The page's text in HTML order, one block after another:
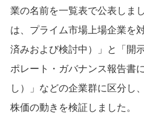
業の名前を一覧表で公表しま
は、プライム市場上場企業を
済みおよび検討中）」と「開
ポレート・ガバナンス報告書
し）」などの企業群に区分し
株価の動きを検証しました。